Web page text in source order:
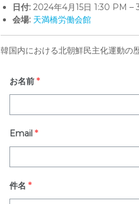
日付: 2024年4月15日 1:30 PM –
会場: 天満橋労働会館
韓国内における北朝鮮民主化運動の
お名前 *
Email *
件名 *